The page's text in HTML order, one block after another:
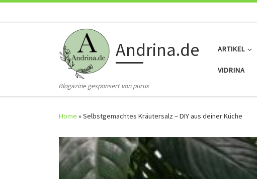
Andrina.de
Blogazine gesponsert von purux
ARTIKEL
VIDRINA
Home »Selbstgemachtes Kräutersalz – DIY aus deiner Küche